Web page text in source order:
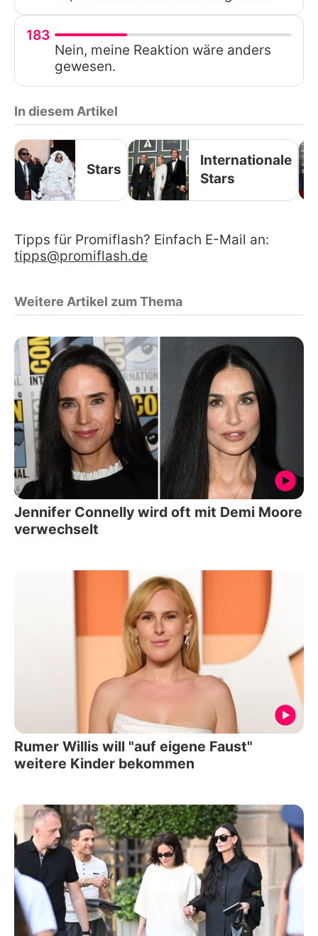
183
Nein, meine Reaktion wäre anders
gewesen.
In diesem Artikel
Stars
Internationale
Stars
Tipps für Promiflash? Einfach E-Mail an:
tipps@promiflash.de
Weitere Artikel zum Thema
Jennifer Connelly wird oft mit Demi Moore
verwechselt
Rumer Willis will "auf eigene Faust"
weitere Kinder bekommen